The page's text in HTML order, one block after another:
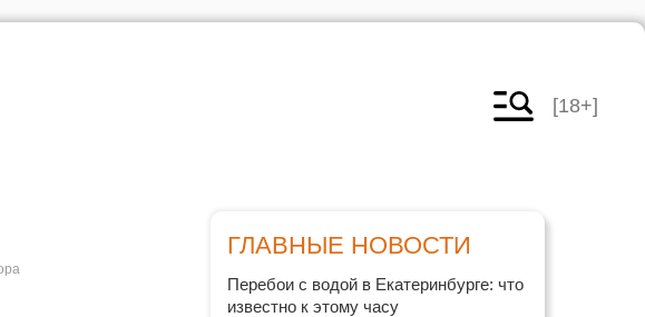
[18+]
ГЛАВНЫЕ НОВОСТИ
Перебои с водой в Екатеринбурге: что
известно к этому часу